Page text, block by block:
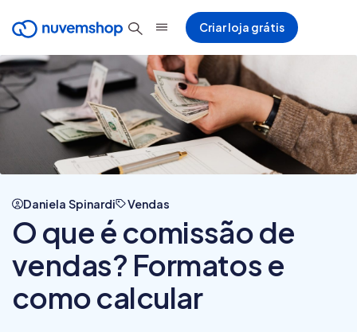
Criar loja grátis
Daniela Spinardi Vendas
O que é comissão de
vendas? Formatos e
como calcular